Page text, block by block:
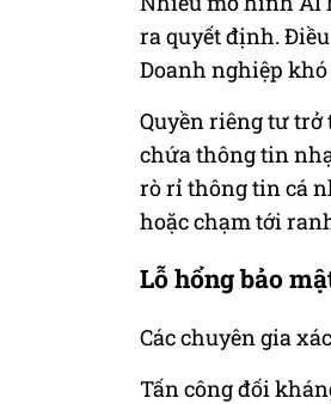
ra quyết định.
Doanh nghiệp
Quyền riêng tư
chứa thông tin
rò rỉ thông tin cá
hoặc chạm tới
Lỗ hổng bảo
Các chuyên gia
Tấn công đối